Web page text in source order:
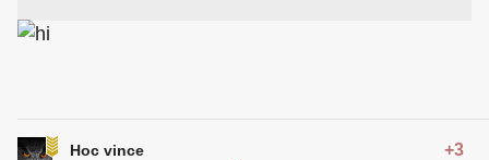
Hoc vince +3